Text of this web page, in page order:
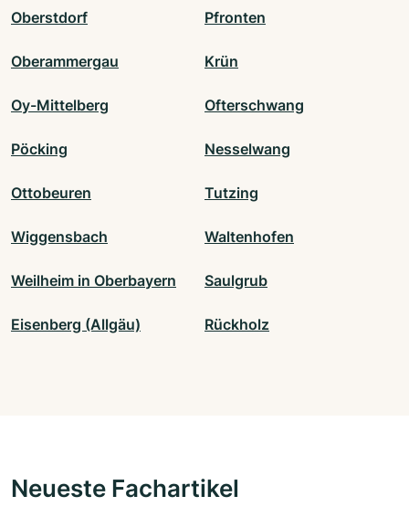
Oberstdorf Pfronten
Oberammergau Krün
Oy-Mittelberg Ofterschwang
Pöcking Nesselwang
Ottobeuren Tutzing
Wiggensbach Waltenhofen
Weilheim in Oberbayern Saulgrub
Eisenberg (Allgäu) Rückholz
Neueste Fachartikel